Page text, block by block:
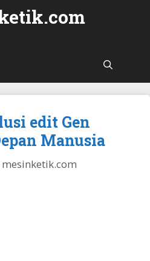
edit Gen
Manusia
mesinketik.com